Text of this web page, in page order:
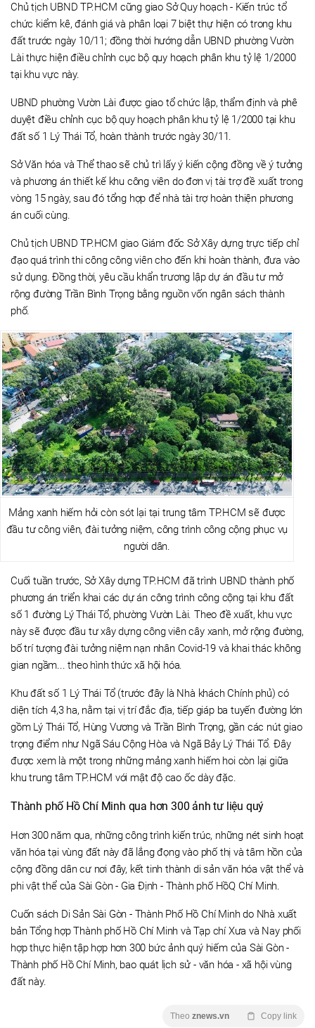
Chủ tịch UBND TP.HCM cũng giao Sở Quy hoạch - Kiến trúc tổ
chức kiểm kê, đánh giá và phân loại 7 biệt thự hiện có trong khu
đất trước ngày 10/11; đồng thời hướng dẫn UBND phường Vườn
Lài thực hiện điều chỉnh cục bộ quy hoạch phân khu tỷ lệ 1/2000
tại khu vực này.
UBND phường Vườn Lài được giao tổ chức lập, thẩm định và phê
duyệt điều chỉnh cục bộ quy hoạch phân khu tỷ lệ 1/2000 tại khu
đất số 1 Lý Thái Tổ, hoàn thành trước ngày 30/11.
Sở Văn hóa và Thể thao sẽ chủ trì lấy ý kiến cộng đồng về ý tưởng
và phương án thiết kế khu công viên do đơn vị tài trợ đề xuất trong
vòng 15 ngày, sau đó tổng hợp để nhà tài trợ hoàn thiện phương
án cuối cùng.
Chủ tịch UBND TP.HCM giao Giám đốc Sở Xây dựng trực tiếp chỉ
đạo quá trình thi công công viên cho đến khi hoàn thành, đưa vào
sử dụng. Đồng thời, yêu cầu khẩn trương lập dự án đầu tư mở
rộng đường Trần Bình Trọng bằng nguồn vốn ngân sách thành
phố.
Mảng xanh hiếm hỏi còn sót lại tại trung tâm TP.HCM sẽ được
đầu tư công viên, đài tưởng niệm, công trình công cộng phục vụ
người dân.
Cuối tuần trước, Sở Xây dựng TP.HCM đã trình UBND thành phố
phương án triển khai các dự án công trình công cộng tại khu đất
số 1 đường Lý Thái Tổ, phường Vườn Lài. Theo đề xuất, khu vực
này sẽ được đầu tư xây dựng công viên cây xanh, mở rộng đường,
bố trí tượng đài tưởng niệm nạn nhân Covid-19 và khai thác không
gian ngầm... theo hình thức xã hội hóa.
Khu đất số 1 Lý Thái Tổ (trước đây là Nhà khách Chính phủ) có
diện tích 4,3 ha, nằm tại vị trí đắc địa, tiếp giáp ba tuyến đường lớn
gồm Lý Thái Tổ, Hùng Vương và Trần Bình Trọng, gần các nút giao
trọng điểm như Ngã Sáu Cộng Hòa và Ngã Bảy Lý Thái Tổ. Đây
được xem là một trong những mảng xanh hiếm hoi còn lại giữa
khu trung tâm TP.HCM với mật độ cao ốc dày đặc.
Thành phố Hồ Chí Minh qua hơn 300 ảnh tư liệu quý
Hơn 300 năm qua, những công trình kiến trúc, những nét sinh hoạt
văn hóa tại vùng đất này đã lắng đọng vào phố thị và tâm hồn của
cộng đồng dân cư nơi đây, kết tinh thành di sản văn hóa vật thể và
phi vật thể của Sài Gòn - Gia Định - Thành phố HồQ Chí Minh.
Cuốn sách Di Sản Sài Gòn - Thành Phố Hồ Chí Minh do Nhà xuất
bản Tổng hợp Thành phố Hồ Chí Minh và Tạp chí Xưa và Nay phối
hợp thực hiện tập hợp hơn 300 bức ảnh quý hiếm của Sài Gòn -
Thành phố Hồ Chí Minh, bao quát lịch sử - văn hóa - xã hội vùng
đất này.
Theo znews.vn Copy link